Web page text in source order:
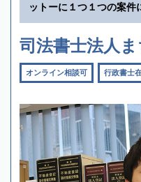
ットーに１つ１つの案件
司法書士法人ま
オンライン相談可 行政書士